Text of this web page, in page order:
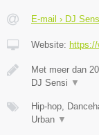
E-mail › DJ
Website:
Met meer dan
DJ Sensi ▼
Hip-hop,
Urban ▼